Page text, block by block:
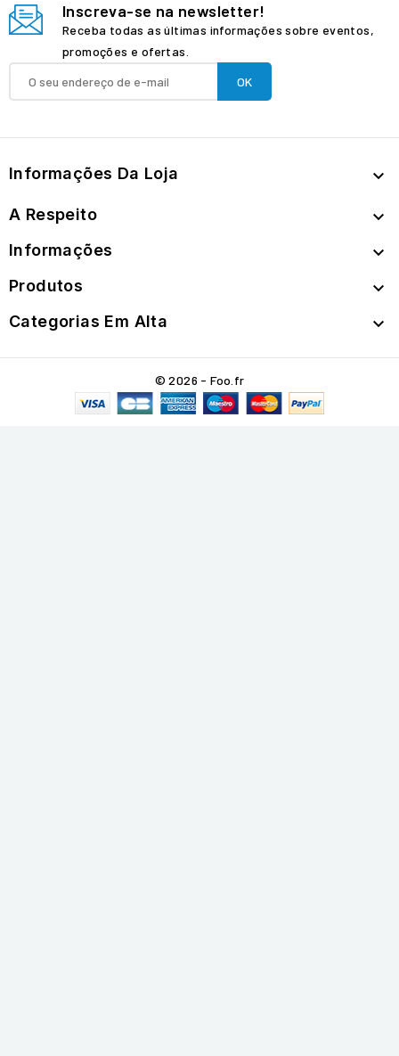
Inscreva-se na newsletter!
Receba todas as últimas informações sobre eventos,
promoções e ofertas.
Informações Da Loja 
A Respeito 
Informações 
Produtos 
Categorias Em Alta 
© 2026 - Foo.fr